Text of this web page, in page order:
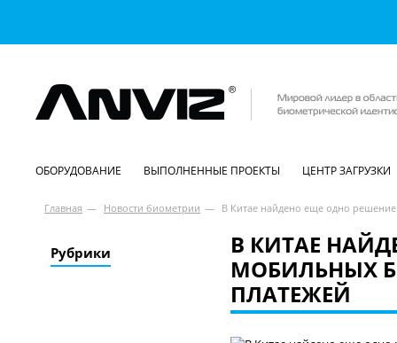
ОБОРУДОВАНИЕ ВЫПОЛНЕННЫЕ ПРОЕКТЫ ЦЕНТР ЗАГРУЗКИ
Главная — Новости биометрии — В Китае найдено еще одно
Рубрики
В КИТАЕ
МОБИЛЬНЫХ
ПЛАТЕЖЕЙ